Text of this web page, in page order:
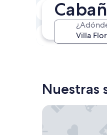
En dos
21
En
30
Nuestras
Cabañas la Aldea